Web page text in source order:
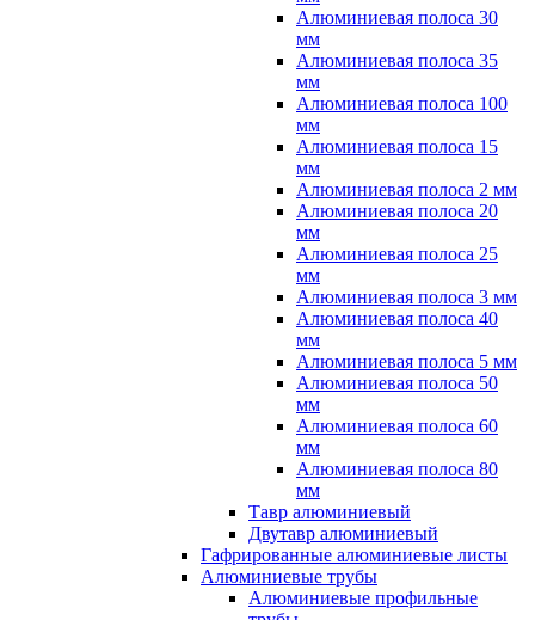
Алюминиевая полоса 30
мм
Алюминиевая полоса 35
мм
Алюминиевая полоса 100
мм
Алюминиевая полоса 15
мм
Алюминиевая полоса 2 мм
Алюминиевая полоса 20
мм
Алюминиевая полоса 25
мм
Алюминиевая полоса 3 мм
Алюминиевая полоса 40
мм
Алюминиевая полоса 5 мм
Алюминиевая полоса 50
мм
Алюминиевая полоса 60
мм
Алюминиевая полоса 80
мм
Тавр алюминиевый
Двутавр алюминиевый
Гафрированные алюминиевые листы
Алюминиевые трубы
Алюминиевые профильные